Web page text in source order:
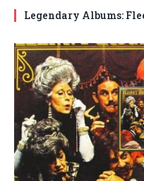
Legendary Albums: